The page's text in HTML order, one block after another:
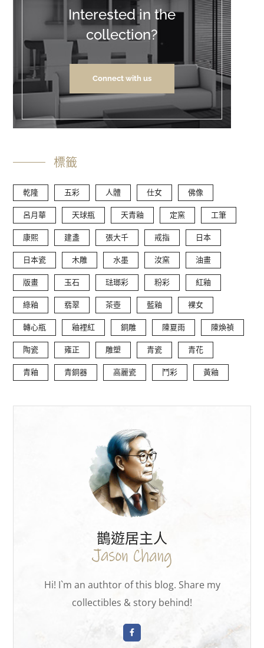
Interested in the
collection?
Connect with us
標籤
乾隆 五彩 人體 仕女 佛像
呂月華 天球瓶 天青釉 定窯 工筆
康熙 建盞 張大千 戒指 日本
日本瓷 木雕 水墨 汝窯 油畫
版畫 玉石 琺瑯彩 粉彩 紅釉
綠釉 翡翠 茶壺 藍釉 裸女
轉心瓶 釉裡紅 銅雕 陳夏雨 陳煥禎
陶瓷 雍正 雕塑 青瓷 青花
青釉 青銅器 高麗瓷 鬥彩 黃釉
鵲遊居主人
Hi! I`m an authtor of this blog. Share my
collectibles & story behind!